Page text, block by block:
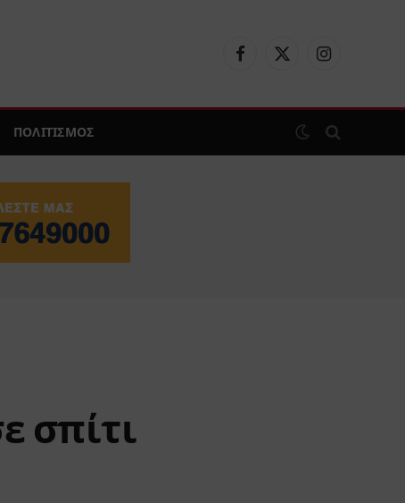
Facebook
X
Instagram
ΠΟΛΙΤΙΣΜΟΣ
σπίτι